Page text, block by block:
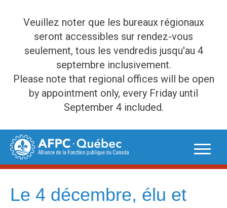
Veuillez noter que les bureaux régionaux
seront accessibles sur rendez-vous
seulement, tous les vendredis jusqu'au 4
septembre inclusivement.
Please note that regional offices will be open
by appointment only, every Friday until
September 4 included.
Skip
content
Le 4 décembre, élu et